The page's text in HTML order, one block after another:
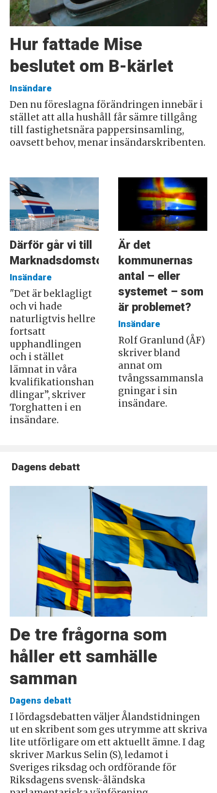
Hur fattade Mise
beslutet om B-kärlet
Insändare
Den nu föreslagna förändringen innebär i
stället att alla hushåll får sämre tillgång
till fastighetsnära pappersinsamling,
oavsett behov, menar insändarskribenten.
Därför går vi till
Marknadsdomstolen
Insändare
"Det är beklagligt
och vi hade
naturligtvis hellre
fortsatt
upphandlingen
och i stället
lämnat in våra
kvalifikationshan
dlingar”, skriver
Torghatten i en
insändare.
Är det
kommunernas
antal – eller
systemet – som
är problemet?
Insändare
Rolf Granlund (ÅF)
skriver bland
annat om
tvångssammansla
gningar i sin
insändare.
Dagens debatt
De tre frågorna som
håller ett samhälle
samman
Dagens debatt
I lördagsdebatten väljer Ålandstidningen
ut en skribent som ges utrymme att skriva
lite utförligare om ett aktuellt ämne. I dag
skriver Markus Selin (S), ledamot i
Sveriges riksdag och ordförande för
Riksdagens svensk-åländska